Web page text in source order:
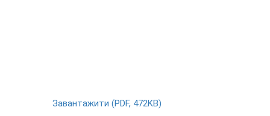
Завантажити (PDF, 472KB)